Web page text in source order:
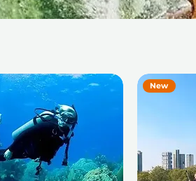
что дает вам гибкость
лучшее впечатление на
New